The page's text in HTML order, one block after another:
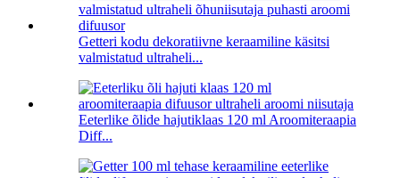
Getteri kodu dekoratiivne keraamiline käsitsi
valmistatud ultraheli...
Eeterlike õlide hajutiklaas 120 ml Aroomiteraapia
Diff...